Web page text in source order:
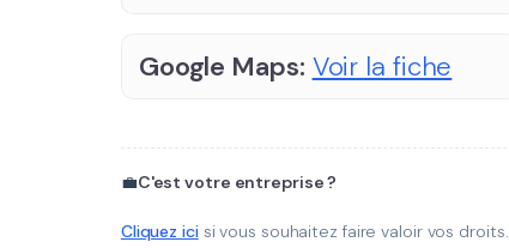
Google Maps: Voir la fiche
💼C'est votre entreprise ?
Cliquez icisi vous souhaitez faire valoir vos droits.